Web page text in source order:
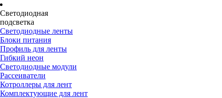
Светодиодная
подсветка
Светодиодные ленты
Блоки питания
Профиль для ленты
Гибкий неон
Светодиодные модули
Рассеиватели
Котроллеры для лент
Комплектующие для лент